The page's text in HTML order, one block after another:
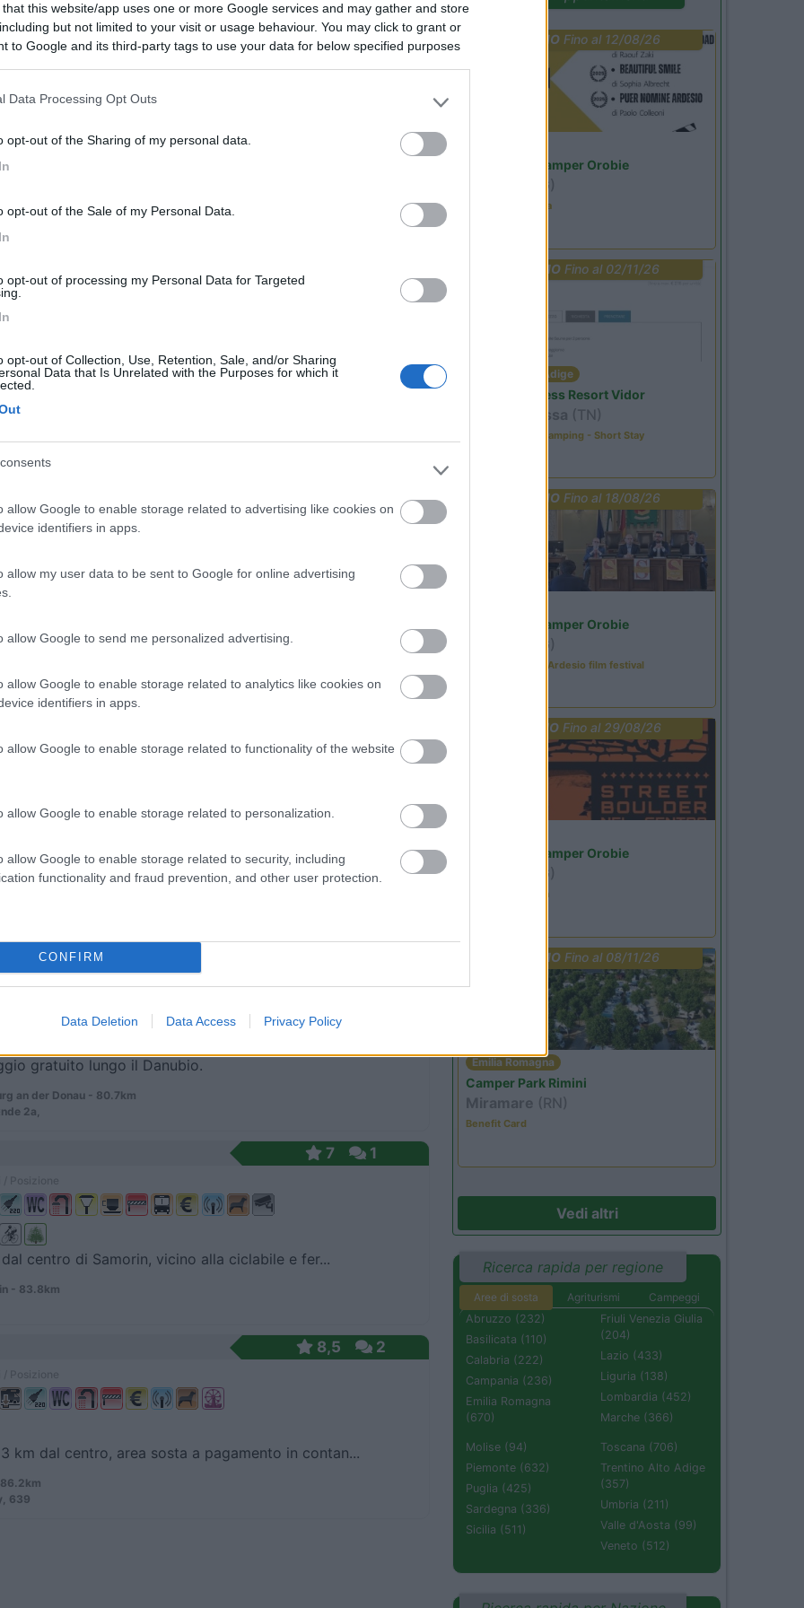
that this website/app uses one or more Google services and may gather and store
but not limited to your visit or usage behaviour. You may click to grant or
to Google and its third-party tags to use your data for below specified purposes
Data Processing Opt Outs
opt-out of the Sharing of my personal data.
opt-out of the Sale of my Personal Data.
opt-out of processing my Personal Data for Targeted
opt-out of Collection, Use, Retention, Sale, and/or Sharing
Data that Is Unrelated with the Purposes for which it
allow Google to enable storage related to advertising like cookies on
identifiers in apps.
allow my user data to be sent to Google for online advertising
allow Google to send me personalized advertising.
allow Google to enable storage related to analytics like cookies on
identifiers in apps.
allow Google to enable storage related to functionality of the website
allow Google to enable storage related to personalization.
allow Google to enable storage related to security, including
functionality and fraud prevention, and other user protection.
CONFIRM
Data Deletion Data Access Privacy Policy
privato
- 56.5km
Posizione
- 68.6km
8,6
Posizione
- 70.1km
3
4
Posizione
nella zona di Vinohradov, in posizione tranquilla...
- 70.4km
- 73.3km
Posizione
gratuito lungo il Danubio.
an der Donau - 80.7km
2a,
7 1
centro di Samorin, vicino alla ciclabile e fer...
- 83.8km
8,5 2
km dal centro, area sosta a pagamento in contan...
639
PROMO Fino al 12/08/26
Area Sosta Camper Orobie
(BG)
Estate in cineteca
PROMO Fino al 02/11/26
Trentino Alto Adige
Family Wellness Resort Vidor
Pozza di Fassa (TN)
Happy & Active Camping - Short Stay
PROMO Fino al 18/08/26
Area Sosta Camper Orobie
(BG)
Sacrae Scenae - Ardesio film festival
PROMO Fino al 29/08/26
Area Sosta Camper Orobie
(BG)
Ardesio si blocca
PROMO Fino al 08/11/26
Emilia Romagna
Camper Park Rimini
Miramare (RN)
Benefit Card
Vedi altri
Ricerca rapida per regione
Aree di sosta Agriturismi
Campeggi
Abruzzo (232)
Basilicata (110)
Calabria (222)
Campania (236)
Emilia Romagna
(670)
Friuli Venezia Giulia
(204)
Lazio (433)
Liguria (138)
Lombardia (452)
Marche (366)
Molise (94)
Piemonte (632)
Puglia (425)
Sardegna (336)
Sicilia (511)
Toscana (706)
Trentino Alto Adige
(357)
Umbria (211)
Valle d'Aosta (99)
Veneto (512)